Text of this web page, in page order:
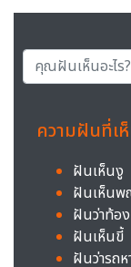
ความฝันที่เ
ฝันเห็นงู
ฝันเห็นพ
ฝันว่าท้อง
ฝันเห็นขี้
ฝันว่ารถห